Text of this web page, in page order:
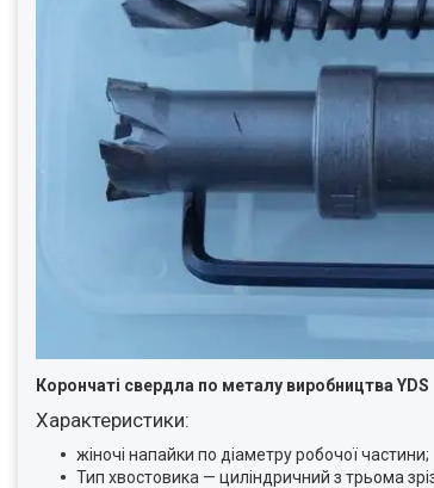
Корончаті свердла по металу виробництва YDS
Характеристики:
жіночі напайки по діаметру робочої частини;
Тип хвостовика — циліндричний з трьома